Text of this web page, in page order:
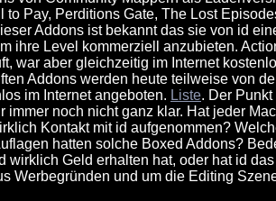
to Pay, Perditions Gate, The Lost
Addons ist bekannt das sie von id
ihre Level kommerziell anzubieten.
war aber gleichzeitig im Internet
Addons werden heute teilweise von
im Internet angeboten. Liste. Der Punkt
immer noch nicht ganz klar. Hat jeder
Kontakt mit id aufgenommen?
hatten solche Boxed Addons?
wirklich Geld erhalten hat, oder hat id
Werbegründen und um die Editing